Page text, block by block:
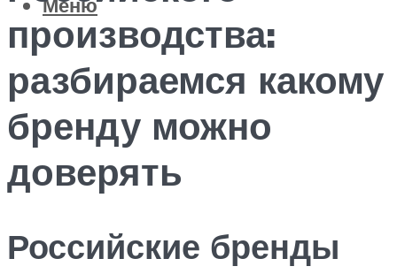
производства:
разбираемся какому
бренду можно
доверять
Российские бренды